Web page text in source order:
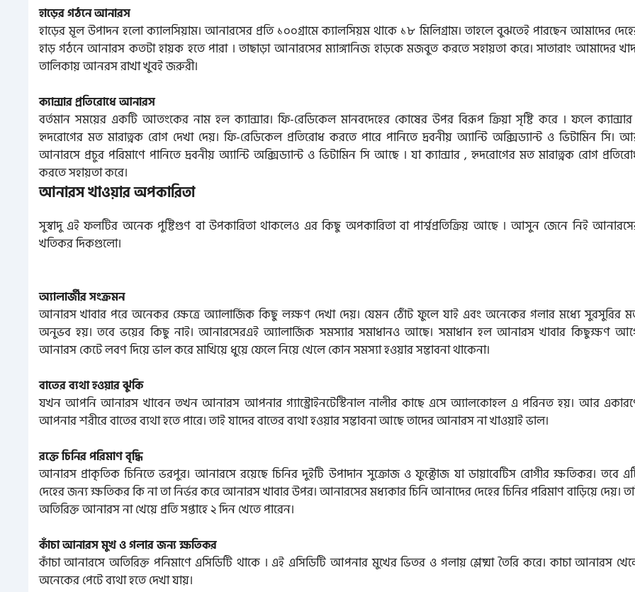
হাড়ের গঠনে আনারস
হাড়ের মূল উপাদন হলো ক্যালসিয়াম। আনারসের প্রতি ১০০গ্রামে ক্যালসিয়ম থাকে ১৮ মিলিগ্রাম। তাহলে বুঝতেই পারছেন আমাদের
হাড় গঠনে আনারস কতটা হায়ক হতে পারা । তাছাড়া আনারসের ম্যাঙ্গানিজ হাড়কে মজবুত করতে সহায়তা করে। সাতারাং আমাদের
তালিকায় আনরস রাখা খুবই জরুরী।
ক্যান্সার প্রতিরোধে আনারস
বর্তমান সময়ের একটি আতংকের নাম হল ক্যান্সার। ফি-রেডিকেল মানবদেহের কোষের উপর বিরূপ ক্রিয়া সৃষ্টি করে । ফলে
হৃদরোগের মত মারাত্নক রোগ দেখা দেয়। ফি-রেডিকেল প্রতিরোধ করতে পারে পানিতে দ্রবনীয় অ্যান্টি অক্সিড্যান্ট ও ভিটামিন সি।
আনারসে প্রচুর পরিমাণে পানিতে দ্রবনীয় অ্যান্টি অক্সিড্যান্ট ও ভিটামিন সি আছে । যা ক্যান্সার , হৃদরোগের মত মারাত্নক রোগ
করতে সহায়তা করে।
আনারস খাওয়ার অপকারিতা
সুস্বাদু এই ফলটির অনেক পুষ্টিগুণ বা উপকারিতা থাকলেও এর কিছু অপকারিতা বা পার্শ্বপ্রতিক্রিয় আছে । আসুন জেনে নিই
খতিকর দিকগুলো।
অ্যালার্জীর সংক্রমন
আনারস খাবার পরে অনেকর ক্ষেত্রে অ্যালার্জিক কিছু লক্ষণ দেখা দেয়। যেমন ঠোঁট ফুলে যাই এবং অনেকের গলার মধ্যে সুরসুরির
অনুভব হয়। তবে ভয়ের কিছু নাই। আনারসেরএই অ্যালার্জিক সমস্যার সমাধানও আছে। সমাধান হল আনারস খাবার কিছুক্ষণ
আনারস কেটে লবণ দিয়ে ভাল করে মাখিয়ে ধুয়ে ফেলে নিয়ে খেলে কোন সমস্যা হওয়ার সম্ভাবনা থাকেনা।
বাতের ব্যথা হওয়ার ঝুকি
যখন আপনি আনারস খাবেন তখন আনারস আপনার গ্যাস্ট্রোইনটেস্টিনাল নালীর কাছে এসে অ্যালকোহল এ পরিনত হয়। আর
আপনার শরীরে বাতের ব্যথা হতে পারে। তাই যাদের বাতের ব্যথা হওয়ার সম্ভাবনা আছে তাদের আনারস না খাওয়াই ভাল।
রক্তে চিনির পরিমাণ বৃদ্ধি
আনারস প্রাকৃতিক চিনিতে ভরপুর। আনারসে রয়েছে চিনির দুইটি উপাদান সুক্রোজ ও ফুক্টোজ যা ডায়াবেটিস রোগীর ক্ষতিকর। তবে
দেহের জন্য ক্ষতিকর কি না তা নির্ভর করে আনারস খাবার উপর। আনারসের মধ্যকার চিনি আনাদের দেহের চিনির পরিমাণ বাড়িয়ে দেয়।
অতিরিক্ত আনারস না খেয়ে প্রতি সপ্তাহে ২ দিন খেতে পারেন।
কাঁচা আনারস মুখ ও গলার জন্য ক্ষতিকর
কাঁচা আনারসে অতিরিক্ত পনিমাণে এসিডিটি থাকে । এই এসিডিটি আপনার মুখের ভিতর ও গলায় শ্লেষ্মা তৈরি করে। কাচা আনারস
অনেকের পেটে ব্যথা হতে দেখা যায়।